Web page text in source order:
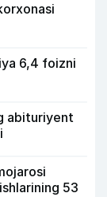
6,4 foizni
abituriyent
53